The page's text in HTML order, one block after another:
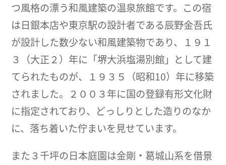
つ風格の漂う和風建築の温泉旅館です。この宿
は日銀本店や東京駅の設計者である辰野金吾氏
が設計した数少ない和風建築物であり、１９１
３（大正２）年に「堺大浜塩湯別館」として建
てられたものが、１９３５（昭和10）年に移築
されました。２００３年に国の登録有形文化財
に指定されており、どっしりとした造りのなか
に、落ち着いた佇まいを見せています。
また３千坪の日本庭園は金剛・葛城山系を借景